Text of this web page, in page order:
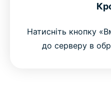
Натисніть кнопку
до серверу в